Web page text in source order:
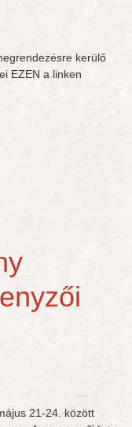
kerülő
EZEN a linken
21-24. között